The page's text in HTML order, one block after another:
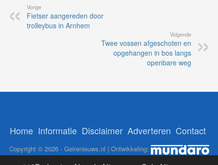
Vorige
Fietser aangereden door
trolleybus in Arnhem
Volgende
Twee vossen afgeschoten en
opgehangen in bos langs
openbare weg
Home Informatie Disclaimer Adverteren Contact
Copyright © 2026 - Gelrenieuws.nl | Ontwikkeling: